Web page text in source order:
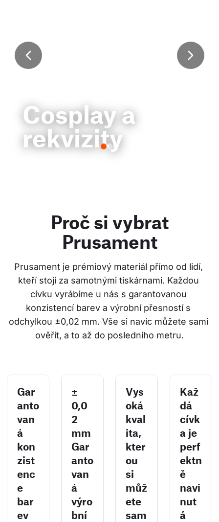
Cosplay a
rekvizity
Proč si vybrat
Prusament
Prusament je prémiový materiál přímo od lidí,
kteří stojí za samotnými tiskárnami. Každou
cívku vyrábíme u nás s garantovanou
konzistencí barev a výrobní přesností s
odchylkou ±0,02 mm. Vše si navíc můžete sami
ověřit, a to až do posledního metru.
Gar
anto
van
á
kon
zist
enc
e
bar
ev
±
0,0
2
mm
Gar
anto
van
á
výro
bní
Vys
oká
kval
ita,
kter
ou
si
můž
ete
sam
Kaž
dá
cívk
a je
perf
ektn
ě
navi
nut
á